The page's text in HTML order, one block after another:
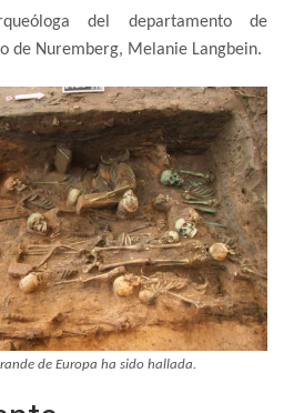
del departamento de
de Nuremberg, Melanie Langbein.
de Europa ha sido hallada.